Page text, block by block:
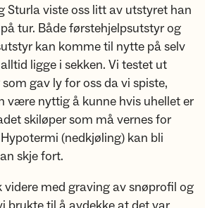
Sturla viste oss litt av utstyret han
tur. Både førstehjelpsutstyr og
kan komme til nytte på selv
ligge i sekken. Vi testet ut
gav ly for oss da vi spiste,
være nyttig å kunne hvis uhellet er
skiløper som må vernes for
(nedkjøling) kan bli
skje fort.
videre med graving av snøprofil og